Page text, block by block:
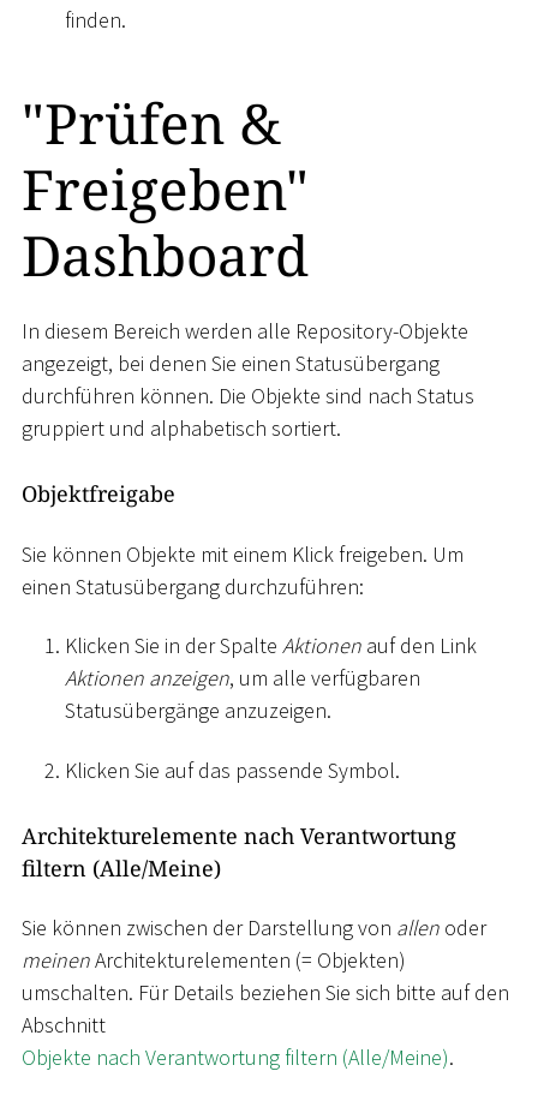
finden.
"Prüfen &
Freigeben"
Dashboard
In diesem Bereich werden alle Repository-Objekte
angezeigt, bei denen Sie einen Statusübergang
durchführen können. Die Objekte sind nach Status
gruppiert und alphabetisch sortiert.
Objektfreigabe
Sie können Objekte mit einem Klick freigeben. Um
einen Statusübergang durchzuführen:
Klicken Sie in der Spalte Aktionen auf den Link
Aktionen anzeigen, um alle verfügbaren
Statusübergänge anzuzeigen.
Klicken Sie auf das passende Symbol.
Architekturelemente nach Verantwortung
filtern (Alle/Meine)
Sie können zwischen der Darstellung von allen oder
meinenArchitekturelementen (= Objekten)
umschalten. Für Details beziehen Sie sich bitte auf den
Abschnitt
Objekte nach Verantwortung filtern (Alle/Meine).